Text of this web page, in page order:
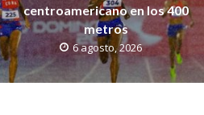
centroamericano en los 400
metros
6 agosto, 2026